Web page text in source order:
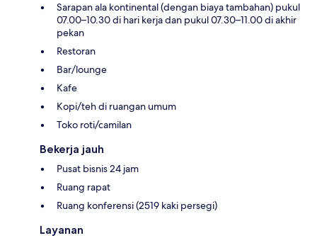
Sarapan ala kontinental (dengan biaya tambahan) pukul
07.00–10.30 di hari kerja dan pukul 07.30–11.00 di akhir
pekan
Restoran
Bar/lounge
Kafe
Kopi/teh di ruangan umum
Toko roti/camilan
Bekerja jauh
Pusat bisnis 24 jam
Ruang rapat
Ruang konferensi (2519 kaki persegi)
Layanan